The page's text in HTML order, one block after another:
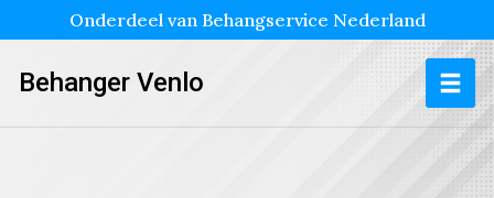
Onderdeel van Behangservice Nederland
Behanger Venlo